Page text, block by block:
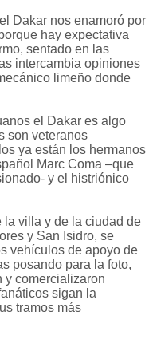
Dakar nos enamoró por
hay expectativa
sentado en las
intercambia opiniones
limeño donde
el Dakar es algo
son veteranos
ya están los hermanos
Marc Coma –que
y el histriónico
la villa y de la ciudad de
y San Isidro, se
vehículos de apoyo de
posando para la foto,
y comercializaron
sigan la
tramos más